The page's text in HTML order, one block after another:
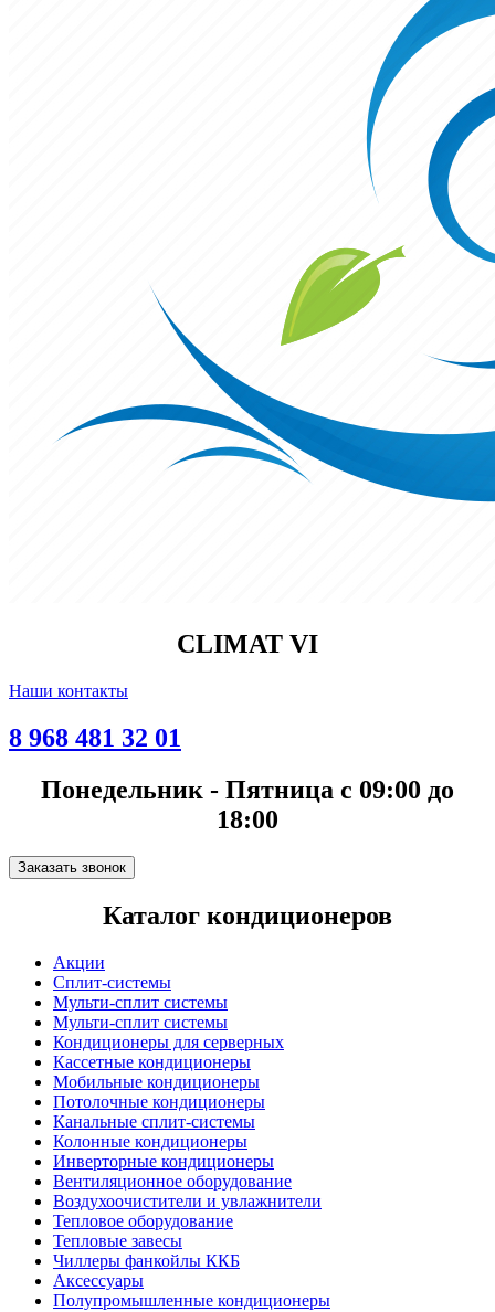
CLIMAT VI
Наши контакты
8 968 481 32 01
Понедельник - Пятница с 09:00 до
18:00
Заказать звонок
Каталог кондиционеров
Акции
Сплит-системы
Мульти-сплит системы
Мульти-сплит системы
Кондиционеры для серверных
Кассетные кондиционеры
Мобильные кондиционеры
Потолочные кондиционеры
Канальные сплит-системы
Колонные кондиционеры
Инверторные кондиционеры
Вентиляционное оборудование
Воздухоочистители и увлажнители
Тепловое оборудование
Тепловые завесы
Чиллеры фанкойлы ККБ
Аксессуары
Полупромышленные кондиционеры